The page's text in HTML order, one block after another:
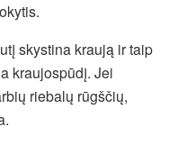
skystina kraują ir taip
kraujospūdį. Jei
riebalų rūgščių,